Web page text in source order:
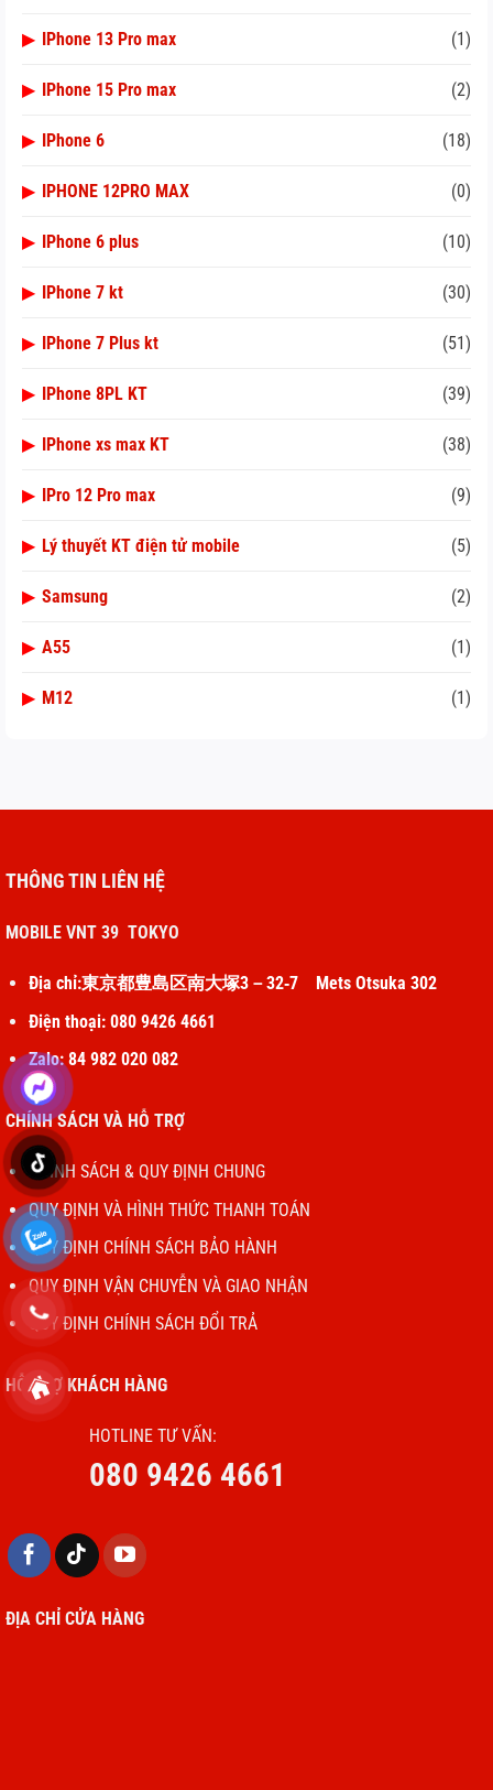
▶ IPhone 13 Pro max (1)
▶ IPhone 15 Pro max (2)
▶ IPhone 6 (18)
▶ IPHONE 12PRO MAX (0)
▶ IPhone 6 plus (10)
▶ IPhone 7 kt (30)
▶ IPhone 7 Plus kt (51)
▶ IPhone 8PL KT (39)
▶ IPhone xs max KT (38)
▶ IPro 12 Pro max (9)
▶ Lý thuyết KT điện tử mobile (5)
▶ Samsung (2)
▶ A55 (1)
▶ M12 (1)
THÔNG TIN LIÊN HỆ
MOBILE VNT 39 TOKYO
Địa chỉ:東京都豊島区南大塚3－32‐7 Mets Otsuka 302
Điện thoại: 080 9426 4661
Zalo: 84 982 020 082
CHÍNH SÁCH VÀ HỖ TRỢ
CHÍNH SÁCH & QUY ĐỊNH CHUNG
QUY ĐỊNH VÀ HÌNH THỨC THANH TOÁN
QUY ĐỊNH CHÍNH SÁCH BẢO HÀNH
QUY ĐỊNH VẬN CHUYỄN VÀ GIAO NHẬN
QUY ĐỊNH CHÍNH SÁCH ĐỔI TRẢ
HỖ TRỢ KHÁCH HÀNG
HOTLINE TƯ VẤN:
080 9426 4661
ĐỊA CHỈ CỬA HÀNG